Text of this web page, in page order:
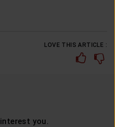
LOVE THIS ARTICLE :
you.